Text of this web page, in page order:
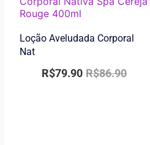
Loção Aveludada Corporal
Nat
R$86.90
R$79.90